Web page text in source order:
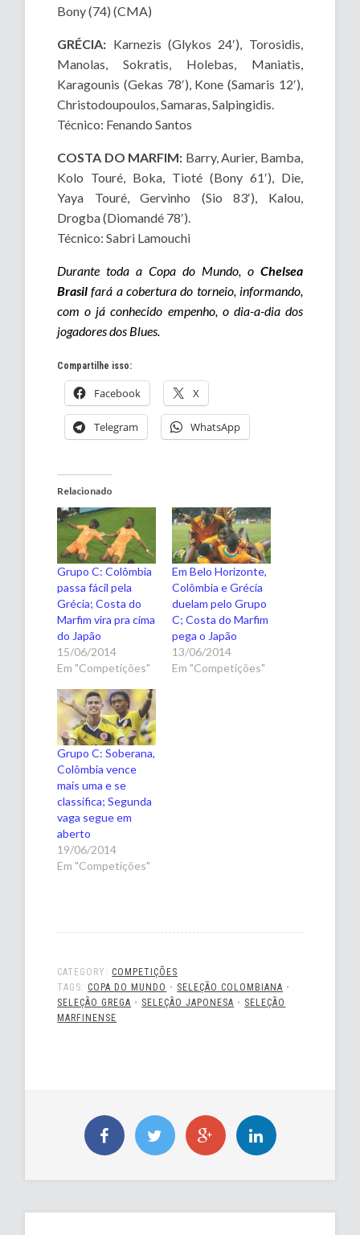
Bony (74) (CMA)
GRÉCIA: Karnezis (Glykos 24′), Torosidis,
Manolas, Sokratis, Holebas, Maniatis,
Karagounis (Gekas 78′), Kone (Samaris 12′),
Christodoupoulos, Samaras, Salpingidis.
Técnico: Fenando Santos
COSTA DO MARFIM: Barry, Aurier, Bamba,
Kolo Touré, Boka, Tioté (Bony 61′), Die,
Yaya Touré, Gervinho (Sio 83′), Kalou,
Drogba (Diomandé 78′).
Técnico: Sabri Lamouchi
Durante toda a Copa do Mundo, o Chelsea
Brasil fará a cobertura do torneio, informando,
com o já conhecido empenho, o dia-a-dia dos
jogadores dos Blues.
Compartilhe isso:
Facebook X
Telegram WhatsApp
Relacionado
Grupo C: Colômbia
passa fácil pela
Grécia; Costa do
Marfim vira pra cima
do Japão
15/06/2014
Em "Competições"
Em Belo Horizonte,
Colômbia e Grécia
duelam pelo Grupo
C; Costa do Marfim
pega o Japão
13/06/2014
Em "Competições"
Grupo C: Soberana,
Colômbia vence
mais uma e se
classifica; Segunda
vaga segue em
aberto
19/06/2014
Em "Competições"
CATEGORY: COMPETIÇÕES
TAGS: COPA DO MUNDO • SELEÇÃO COLOMBIANA •
SELEÇÃO GREGA • SELEÇÃO JAPONESA • SELEÇÃO
MARFINENSE